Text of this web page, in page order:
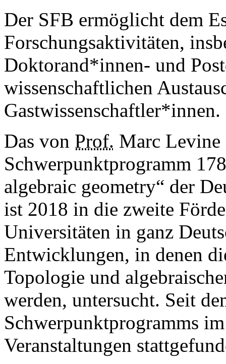
Der SFB ermöglicht dem
Forschungsaktivitäten,
Doktorand*innen- und
wissenschaftlichen
Gastwissenschaftler*innen.
Das von Prof. Marc
Schwerpunktprogramm
algebraic geometry“ der
ist 2018 in die zweite
Universitäten in ganz
Entwicklungen, in denen
Topologie und
werden, untersucht. Seit
Schwerpunktprogramms
Veranstaltungen